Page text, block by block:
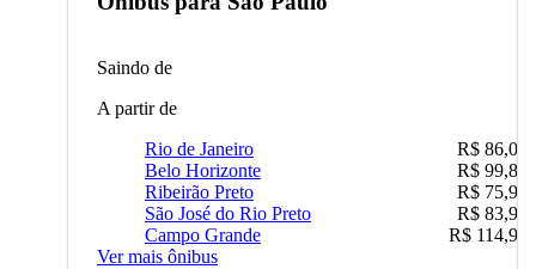
Saindo de
A partir de
Rio de Janeiro
R$ 86,00
Belo Horizonte
R$ 99,89
Ribeirão Preto
R$ 75,90
São José do Rio Preto
R$ 83,90
Campo Grande
R$ 114,90
Ver mais ônibus